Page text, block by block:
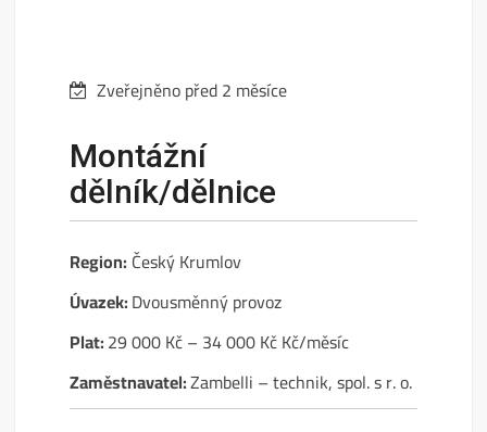
Zveřejněno před 2 měsíce
Montážní
dělník/dělnice
Region: Český Krumlov
Úvazek:Dvousměnný provoz
Plat:29 000 Kč – 34 000 Kč Kč/měsíc
Zaměstnavatel:Zambelli – technik, spol. s r. o.